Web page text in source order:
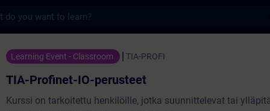
perusteet - Utbildning - Utbildning -
Learning Event - Classroom TIA-PROFI
TIA-Profinet-IO-perusteet
Kurssi on tarkoitettu henkilöille, jotka suunnittelevat tai